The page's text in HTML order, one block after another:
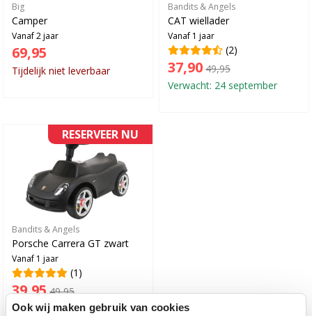
Big
Camper
Vanaf 2 jaar
69,95
Tijdelijk niet leverbaar
Bandits & Angels
CAT wiellader
Vanaf 1 jaar
(2)
37,90 49,95
Verwacht: 24 september
RESERVEER NU
Bandits & Angels
Porsche Carrera GT zwart
Vanaf 1 jaar
(1)
39,95 49,95
Verwacht: 11 augustus
Ook wij maken gebruik van cookies